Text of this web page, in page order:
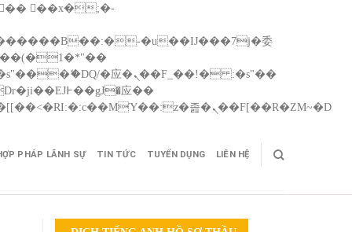
矁[��x�ZM~�n"��IB؃��!'����Тѕ��+��(m��IK�ʭ�/|��ϐܢ��F[��x�ZMz�G�� %嬩�/c��������[[��<�RI:�:c��MΎ��:z�졾�ܢ��F[��R�ZM~�DSkip
PHÁP LÃNH SỰ TIN TỨC TUYỂN DỤNG LIÊN HỆ